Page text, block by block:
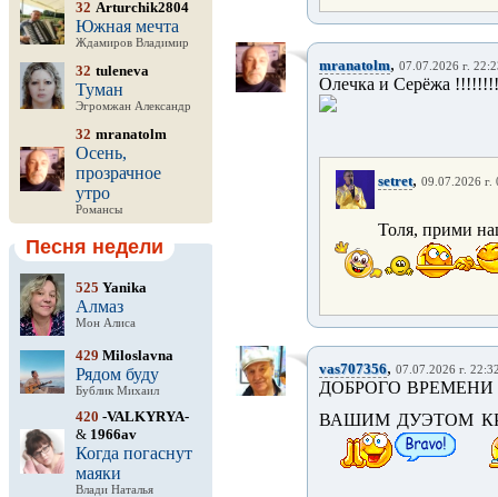
32 Arturchik2804
Южная мечта
Ждамиров Владимир
32 tuleneva
Туман
Эгромжан Александр
32 mranatolm
Осень,
прозрачное
утро
Романсы
Песня недели
525 Yanika
Алмаз
Мон Алиса
429 Miloslavna
Рядом буду
Бублик Михаил
420 -VALKYRYA-
& 1966av
Когда погаснут
маяки
Влади Наталья
mranatolm, 07.07.2026 г.
Олечка и Серёжа
setret, 09.07.2026 г.
Толя, прими
vas707356, 07.07.2026 г.
ДОБРОГО
ВАШИМ ДУЭТОМ